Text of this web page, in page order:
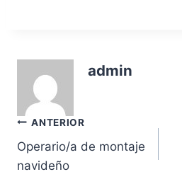
admin
Navegación
de
ANTERIOR
Operario/a de montaje
navideño